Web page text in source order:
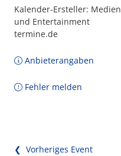
Kalender-Ersteller: Medien
und Entertainment
termine.de
Anbieterangaben
Fehler melden
❮ Vorheriges Event